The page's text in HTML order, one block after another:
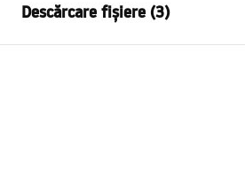
Latime
Adâncime
20mm
Descărcare fișiere (3)